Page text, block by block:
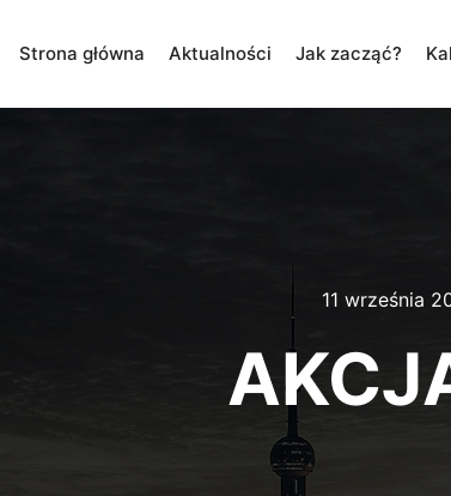
Strona główna Aktualności Jak zacząć?
11 września